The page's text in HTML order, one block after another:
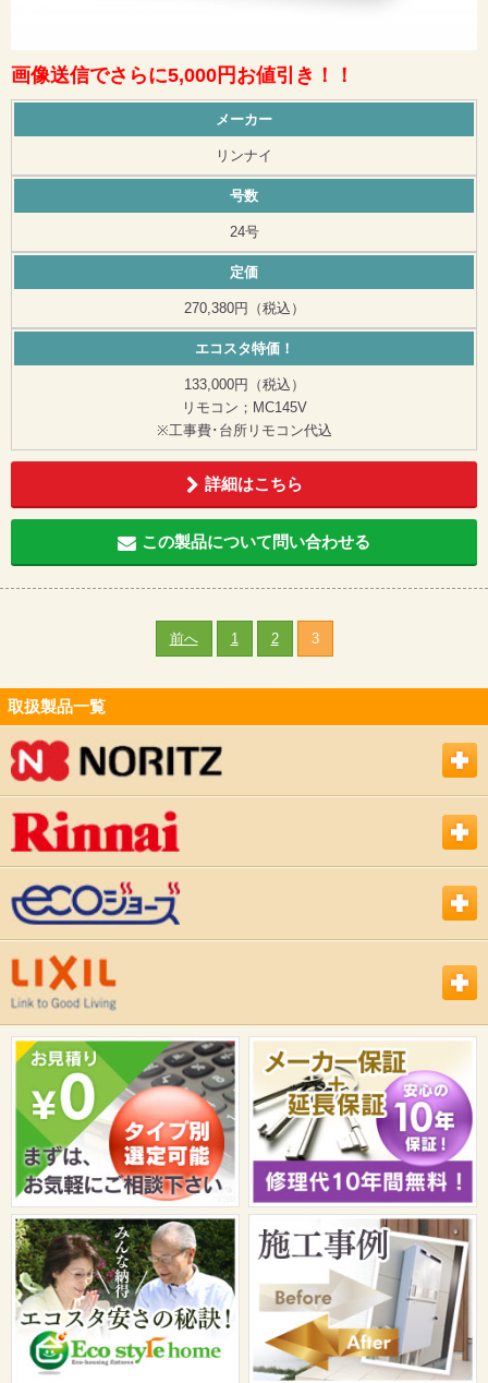
画像送信でさらに5,000円お値引き！！
メーカー
リンナイ
号数
24号
定価
270,380円（税込）
エコスタ特価！
133,000円（税込）
リモコン；MC145V
※工事費･台所リモコン代込
詳細はこちら
この製品について問い合わせる
前へ 1 2 3
取扱製品一覧